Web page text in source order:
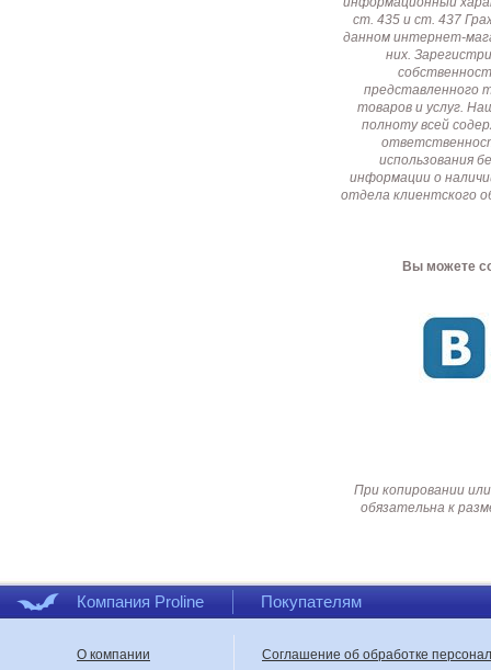
ст. 435 и ст. 437
данном интернет-
них.
представленного
товаров и услуг.
полноту всей
использования
информации о
отдела клиентского
Вы можете
При копировании
обязательна к
Компания Proline Покупателям
О компании
Соглашение об обработке